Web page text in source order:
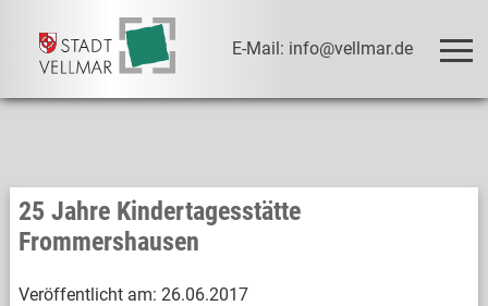
E-Mail: info@vellmar.de
25 Jahre Kindertagesstätte
Frommershausen
Veröffentlicht am: 26.06.2017